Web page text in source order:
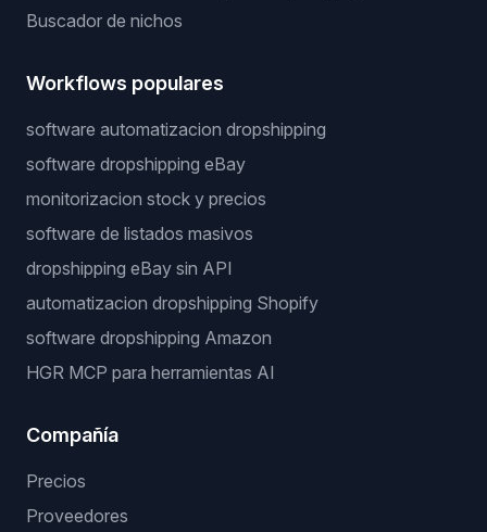
Buscador de nichos
Workflows populares
software automatizacion dropshipping
software dropshipping eBay
monitorizacion stock y precios
software de listados masivos
dropshipping eBay sin API
automatizacion dropshipping Shopify
software dropshipping Amazon
HGR MCP para herramientas AI
Compañía
Precios
Proveedores